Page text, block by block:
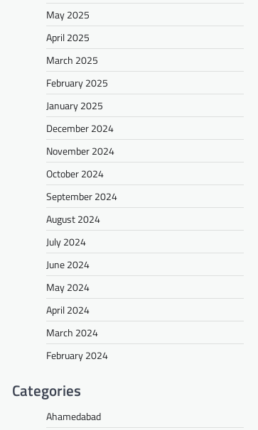
May 2025
April 2025
March 2025
February 2025
January 2025
December 2024
November 2024
October 2024
September 2024
August 2024
July 2024
June 2024
May 2024
April 2024
March 2024
February 2024
Categories
Ahamedabad